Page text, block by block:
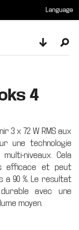
Language
Toggle
4
3 x 72 W RMS aux
une technologie
niveaux. Cela
efficace et peut
90 %. Le résultat
avec une
moyen.